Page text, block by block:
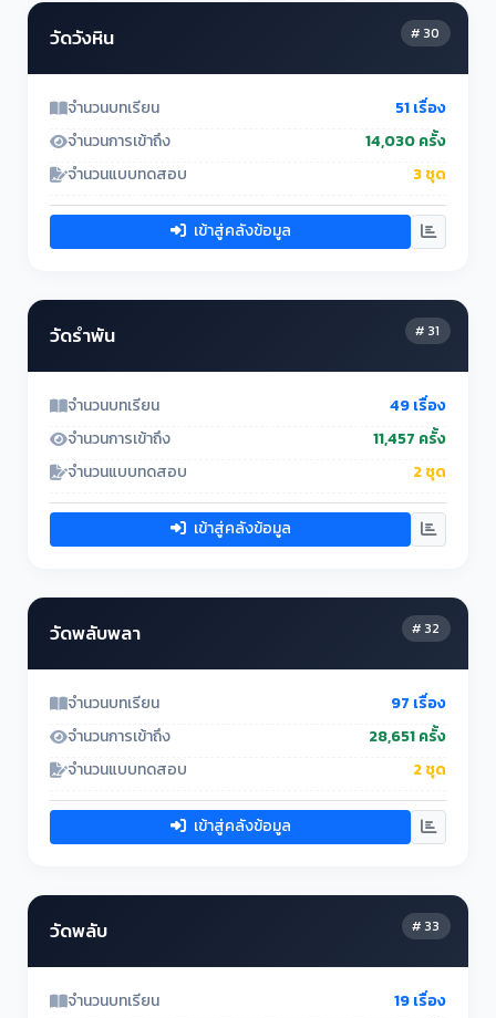
# 30
วัดวังหิน
จำนวนบทเรียน
51 เรื่อง
จำนวนการเข้าถึง
14,030 ครั้ง
จำนวนแบบทดสอบ
3 ชุด
เข้าสู่คลังข้อมูล
# 31
วัดรำพัน
จำนวนบทเรียน
49 เรื่อง
จำนวนการเข้าถึง
11,457 ครั้ง
จำนวนแบบทดสอบ
2 ชุด
เข้าสู่คลังข้อมูล
# 32
วัดพลับพลา
จำนวนบทเรียน
97 เรื่อง
จำนวนการเข้าถึง
28,651 ครั้ง
จำนวนแบบทดสอบ
2 ชุด
เข้าสู่คลังข้อมูล
# 33
วัดพลับ
จำนวนบทเรียน
19 เรื่อง